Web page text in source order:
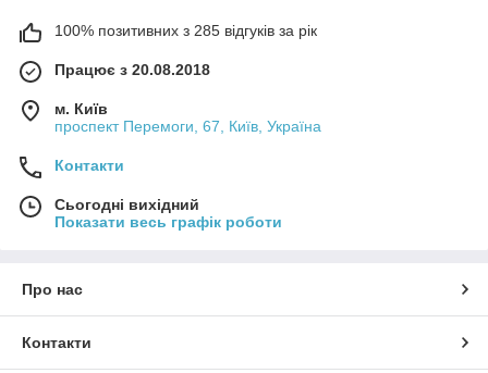
100% позитивних з 285 відгуків за рік
Працює з 20.08.2018
м. Київ
проспект Перемоги, 67, Київ, Україна
Контакти
Сьогодні вихідний
Показати весь графік роботи
Про нас
Контакти